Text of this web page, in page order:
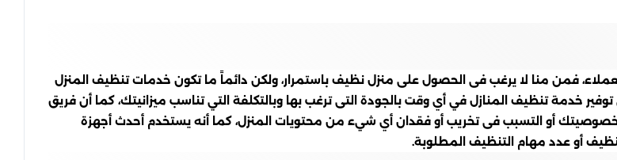
فمن منا لا يرغب فى الحصول على منزل نظيف باستمرار، ولكن دائماً ما تكون خدمات تنظيف المنزل
خدمة تنظيف المنازل في أي وقت بالجودة التى ترغب بها وبالتكلفة التي تناسب ميزانيتك، كما أن فريق
أو التسبب فى تخريب أو فقدان أي شيء من محتويات المنزل، كما أنه يستخدم أحدث أجهزة
أو عدد مهام التنظيف المطلوبة.